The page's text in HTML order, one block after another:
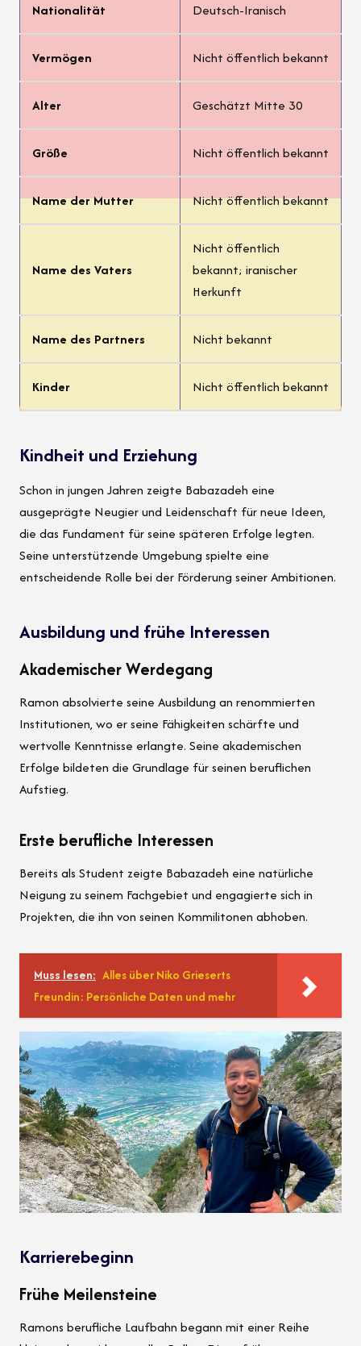
Nationalität Deutsch-Iranisch
Vermögen Nicht öffentlich bekannt
Alter Geschätzt Mitte 30
Größe Nicht öffentlich bekannt
Name der Mutter Nicht öffentlich bekannt
Name des Vaters
Nicht öffentlich
bekannt; iranischer
Herkunft
Name des Partners Nicht bekannt
Kinder Nicht öffentlich bekannt
Kindheit und Erziehung
Schon in jungen Jahren zeigte Babazadeh eine
ausgeprägte Neugier und Leidenschaft für neue Ideen,
die das Fundament für seine späteren Erfolge legten.
Seine unterstützende Umgebung spielte eine
entscheidende Rolle bei der Förderung seiner Ambitionen.
Ausbildung und frühe Interessen
Akademischer Werdegang
Ramon absolvierte seine Ausbildung an renommierten
Institutionen, wo er seine Fähigkeiten schärfte und
wertvolle Kenntnisse erlangte. Seine akademischen
Erfolge bildeten die Grundlage für seinen beruflichen
Aufstieg.
Erste berufliche Interessen
Bereits als Student zeigte Babazadeh eine natürliche
Neigung zu seinem Fachgebiet und engagierte sich in
Projekten, die ihn von seinen Kommilitonen abhoben.
Muss lesen: Alles über Niko Grieserts
Freundin: Persönliche Daten und mehr
Karrierebeginn
Frühe Meilensteine
Ramons berufliche Laufbahn begann mit einer Reihe